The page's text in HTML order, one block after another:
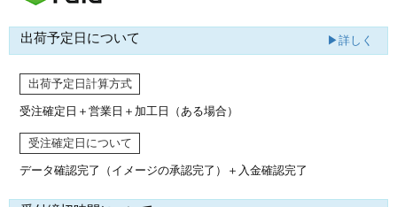
出荷予定日について ▶詳しく
出荷予定日計算方式
受注確定日＋営業日＋加工日（ある場合）
受注確定日について
データ確認完了（イメージの承認完了） ＋入金確認完了